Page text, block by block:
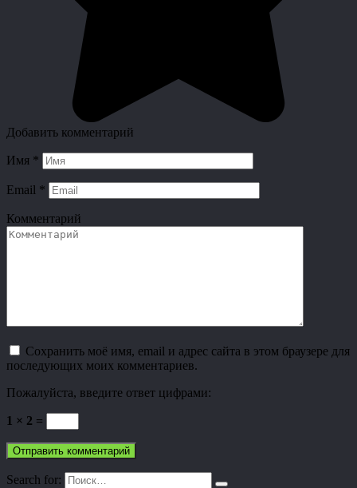
Добавить комментарий
Имя *
Email *
Комментарий
Сохранить моё имя, email и адрес сайта в этом браузере для
последующих моих комментариев.
Пожалуйста, введите ответ цифрами:
1 × 2 =
Search for: